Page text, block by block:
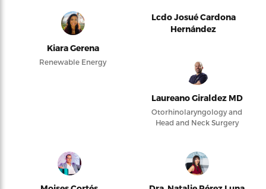
Kiara Gerena
Renewable Energy
Lcdo Josué Cardona
Hernández
Laureano Giraldez MD
Otorhinolaryngology and
Head and Neck Surgery